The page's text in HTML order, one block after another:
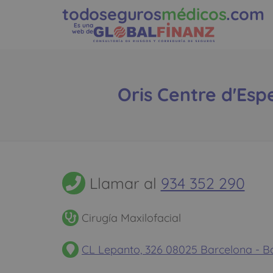
todosegurosmédicos.com
Es una
web de
Oris Centre
Llamar al 934 352 290
Cirugía Maxilofacial
CL Lepanto, 326 08025 Barcelona -